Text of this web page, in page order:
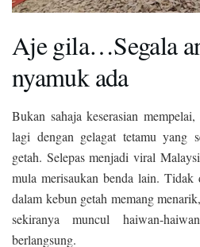
Aje gila…Segala
nyamuk ada
Bukan sahaja keserasian
lagi dengan gelagat tetamu yang
getah. Selepas menjadi viral
mula merisaukan benda lain.
dalam kebun getah memang
sekiranya muncul haiwan-
berlangsung.